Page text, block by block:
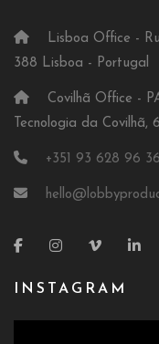
Lisboa Office -
388 Lisboa - Portugal
Covilhã Office -
Tecnologia da Covilhã,
+351 93 628 96 36
INSTAGRAM